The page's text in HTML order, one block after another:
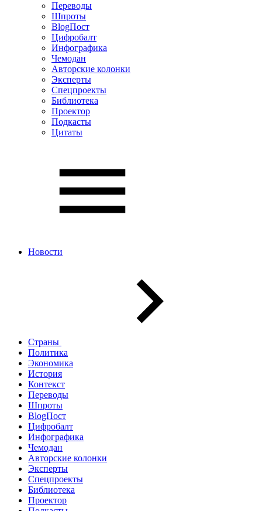
Переводы
Шпроты
BlogПост
Цифробалт
Инфографика
Чемодан
Авторские колонки
Эксперты
Спецпроекты
Библиотека
Проектор
Подкасты
Цитаты
Новости
Страны
Политика
Экономика
История
Контекст
Переводы
Шпроты
BlogПост
Цифробалт
Инфографика
Чемодан
Авторские колонки
Эксперты
Спецпроекты
Библиотека
Проектор